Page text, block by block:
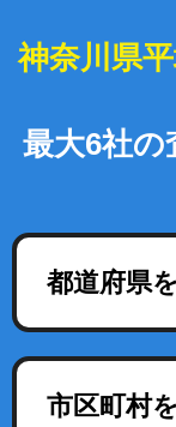
神奈川県
最大6社の
都道府県
市区町村